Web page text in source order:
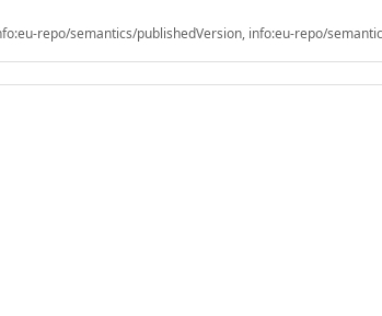
repo/semantics/publishedVersion, info:eu-repo/